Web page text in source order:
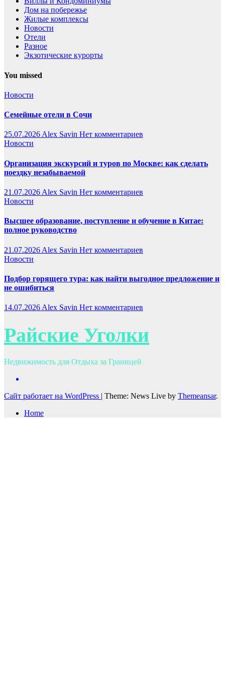
Дом на побережье
Жилые комплексы
Новости
Отели
Разное
Экзотические курорты
You missed
Новости
Семейные отели в Сочи
25.07.2026Alex Savin Нет комментариев
Новости
Организация экскурсий и туров по Москве: как сделать
поездку незабываемой
21.07.2026 Alex Savin Нет комментариев
Новости
Высшее образование, поступление и обучение в Китае:
полное руководство
21.07.2026 Alex Savin Нет комментариев
Новости
Подбор горящего тура: как найти выгодное предложение и
не ошибиться
14.07.2026 Alex Savin Нет комментариев
Райские Уголки
Недвижимость для Отдыха за Границей
Сайт работает на WordPress | Theme: News Live by Themeansar.
Home